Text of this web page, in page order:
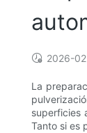
2026-
La
superficies
Tanto si es